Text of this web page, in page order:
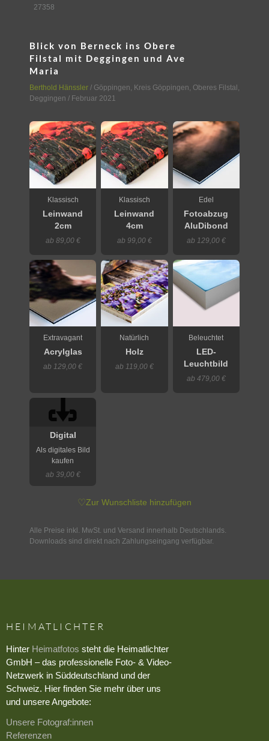
27358
Blick von Berneck ins Obere
Filstal mit Deggingen und Ave
Maria
Berthold Hänssler / Göppingen, Kreis Göppingen, Oberes Filstal,
Deggingen / Februar 2021
Klassisch
Leinwand
2cm
ab 89,00 €
Klassisch
Leinwand
4cm
ab 99,00 €
Edel
Fotoabzug
AluDibond
ab 129,00 €
Extravagant
Acrylglas
ab 129,00 €
Natürlich
Holz
ab 119,00 €
Beleuchtet
LED-
Leuchtbild
ab 479,00 €
Digital
Als digitales Bild
kaufen
ab 39,00 €
♡Zur Wunschliste hinzufügen
Alle Preise inkl. MwSt. und Versand innerhalb Deutschlands.
Downloads sind direkt nach Zahlungseingang verfügbar.
HEIMATLICHTER
Hinter Heimatfotos steht die Heimatlichter
GmbH – das professionelle Foto- & Video-
Netzwerk in Süddeutschland und der
Schweiz. Hier finden Sie mehr über uns
und unsere Angebote:
Unsere Fotograf:innen
Referenzen